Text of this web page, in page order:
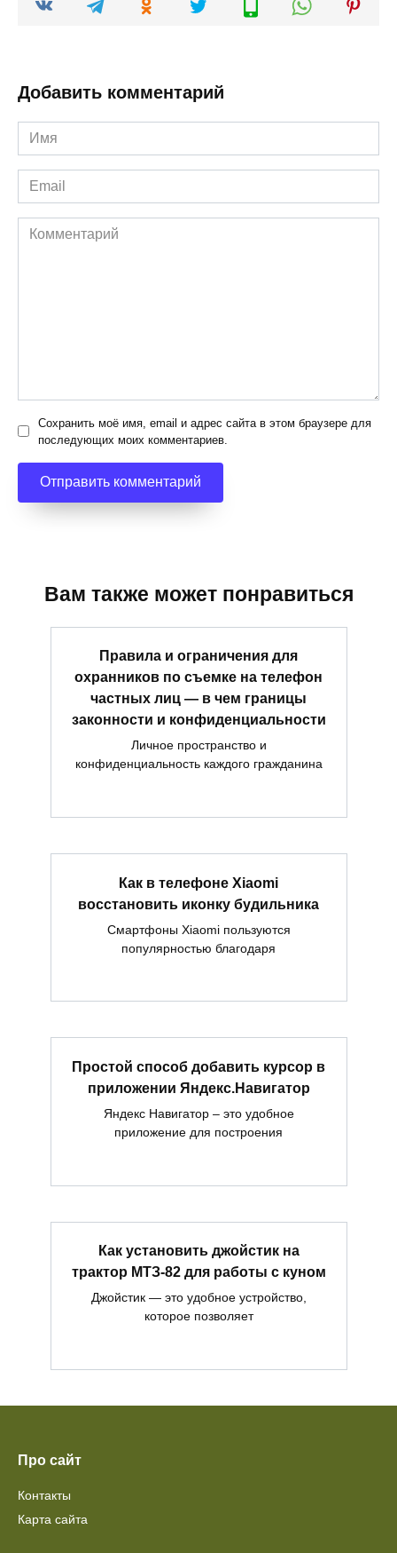
Добавить комментарий
Имя
*
Email
*
Комментарий
Сохранить моё имя, email и адрес сайта в этом браузере для
последующих моих комментариев.
Вам также может понравиться
Правила и ограничения для
охранников по съемке на телефон
частных лиц — в чем границы
законности и конфиденциальности
Личное пространство и
конфиденциальность каждого гражданина
Как в телефоне Xiaomi
восстановить иконку будильника
Смартфоны Xiaomi пользуются
популярностью благодаря
Простой способ добавить курсор в
приложении Яндекс.Навигатор
Яндекс Навигатор – это удобное
приложение для построения
Как установить джойстик на
трактор МТЗ-82 для работы с куном
Джойстик — это удобное устройство,
которое позволяет
Про сайт
Контакты
Карта сайта